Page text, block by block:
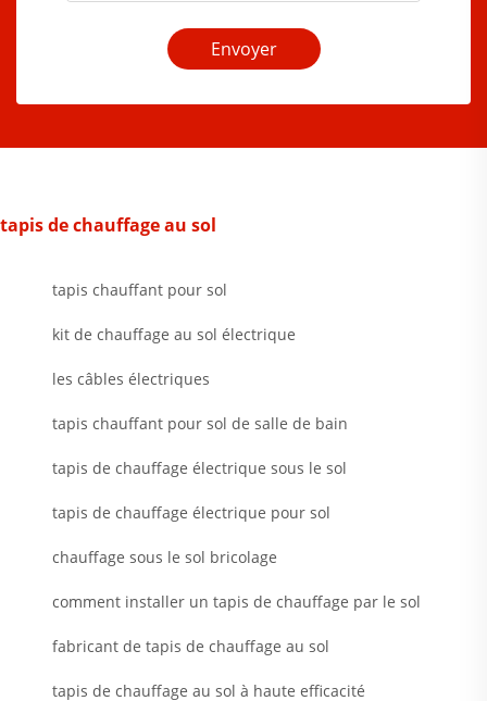
Envoyer
tapis de chauffage au sol
tapis chauffant pour sol
kit de chauffage au sol électrique
les câbles électriques
tapis chauffant pour sol de salle de bain
tapis de chauffage électrique sous le sol
tapis de chauffage électrique pour sol
chauffage sous le sol bricolage
comment installer un tapis de chauffage par le sol
fabricant de tapis de chauffage au sol
tapis de chauffage au sol à haute efficacité